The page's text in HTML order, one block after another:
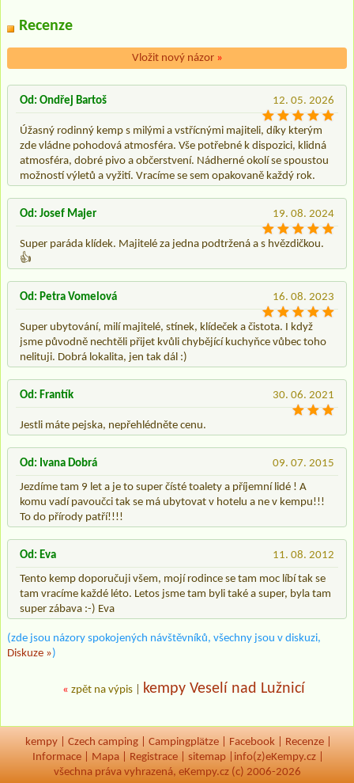
Recenze
Vložit nový názor »
12. 05. 2026
Od: Ondřej Bartoš
Úžasný rodinný kemp s milými a vstřícnými majiteli, díky kterým
zde vládne pohodová atmosféra. Vše potřebné k dispozici, klidná
atmosféra, dobré pivo a občerstvení. Nádherné okolí se spoustou
možností výletů a vyžití. Vracíme se sem opakovaně každý rok.
19. 08. 2024
Od: Josef Majer
Super paráda klídek. Majitelé za jedna podtržená a s hvězdičkou.
👍
16. 08. 2023
Od: Petra Vomelová
Super ubytování, milí majitelé, stínek, klídeček a čistota. I když
jsme původně nechtěli přijet kvůli chybějící kuchyňce vůbec toho
nelituji. Dobrá lokalita, jen tak dál :)
30. 06. 2021
Od: Frantík
Jestli máte pejska, nepřehlédněte cenu.
09. 07. 2015
Od: Ivana Dobrá
Jezdíme tam 9 let a je to super čísté toalety a příjemní lidé ! A
komu vadí pavoučci tak se má ubytovat v hotelu a ne v kempu!!!
To do přírody patří!!!!
11. 08. 2012
Od: Eva
Tento kemp doporučuji všem, mojí rodince se tam moc líbí tak se
tam vracíme každé léto. Letos jsme tam byli také a super, byla tam
super zábava :-) Eva
(zde jsou názory spokojených návštěvníků, všechny jsou v diskuzi,
Diskuze »)
« zpět na výpis kempy Veselí nad Lužnicí
kempy Czech camping Campingplätze Facebook Recenze
Informace
Mapa Registrace sitemap
info(z)eKempy.cz |
všechna práva vyhrazená, eKempy.cz (c) 2006-2026